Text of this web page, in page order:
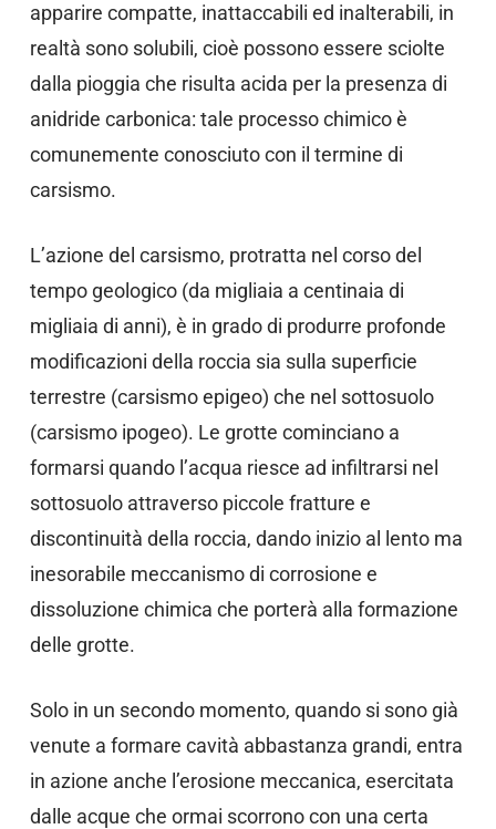
apparire compatte, inattaccabili ed inalterabili, in
realtà sono solubili, cioè possono essere sciolte
dalla pioggia che risulta acida per la presenza di
anidride carbonica: tale processo chimico è
comunemente conosciuto con il termine di
carsismo.
L’azione del carsismo, protratta nel corso del
tempo geologico (da migliaia a centinaia di
migliaia di anni), è in grado di produrre profonde
modificazioni della roccia sia sulla superficie
terrestre (carsismo epigeo) che nel sottosuolo
(carsismo ipogeo). Le grotte cominciano a
formarsi quando l’acqua riesce ad infiltrarsi nel
sottosuolo attraverso piccole fratture e
discontinuità della roccia, dando inizio al lento ma
inesorabile meccanismo di corrosione e
dissoluzione chimica che porterà alla formazione
delle grotte.
Solo in un secondo momento, quando si sono già
venute a formare cavità abbastanza grandi, entra
in azione anche l’erosione meccanica, esercitata
dalle acque che ormai scorrono con una certa